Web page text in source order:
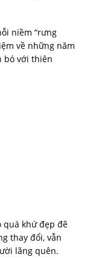
niềm “rưng
về những năm
bó với thiên
quá khứ đẹp đẽ
thay đổi, vẫn
lãng quên.